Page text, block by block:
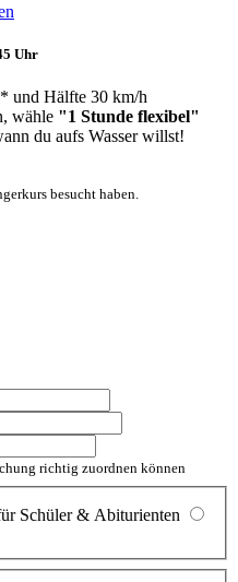
Uhr
und Hälfte 30 km/h
wähle "1 Stunde flexibel"
du aufs Wasser willst!
besucht haben.
richtig zuordnen können
Schüler & Abiturienten